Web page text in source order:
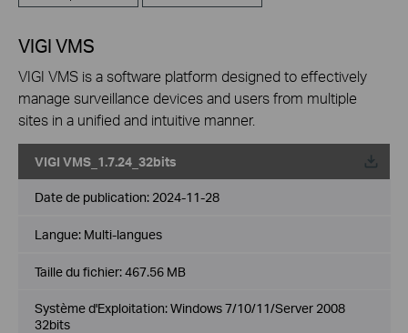
VIGI VMS
VIGI VMS is a software platform designed to effectively
manage surveillance devices and users from multiple
sites in a unified and intuitive manner.
VIGI VMS_1.7.24_32bits
Date de publication: 2024-11-28
Langue: Multi-langues
Taille du fichier:467.56 MB
Système d'Exploitation: Windows 7/10/11/Server 2008
32bits